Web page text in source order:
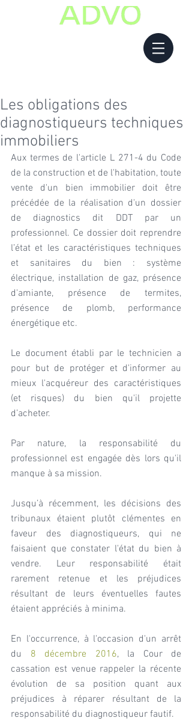
Les obligations des
diagnostiqueurs techniques
immobiliers
Aux termes de l'article L 271-4 du Code
de la construction et de l'habitation, toute
vente d'un bien immobilier doit être
précédée de la réalisation d'un dossier
de diagnostics dit DDT par un
professionnel. Ce dossier doit reprendre
l’état et les caractéristiques techniques
et sanitaires du bien : système
électrique, installation de gaz, présence
d'amiante, présence de termites,
présence de plomb, performance
énergétique etc.
Le document établi par le technicien a
pour but de protéger et d'informer au
mieux l'acquéreur des caractéristiques
(et risques) du bien qu'il projette
d’acheter.
Par nature, la responsabilité du
professionnel est engagée dès lors qu'il
manque à sa mission.
Jusqu’à récemment, les décisions des
tribunaux étaient plutôt clémentes en
faveur des diagnostiqueurs, qui ne
faisaient que constater l'état du bien à
vendre. Leur responsabilité était
rarement retenue et les préjudices
résultant de leurs éventuelles fautes
étaient appréciés à minima.
En l'occurrence, à l'occasion d'un arrêt
du 8 décembre 2016, la Cour de
cassation est venue rappeler la récente
évolution de sa position quant aux
préjudices à réparer résultant de la
responsabilité du diagnostiqueur fautif.